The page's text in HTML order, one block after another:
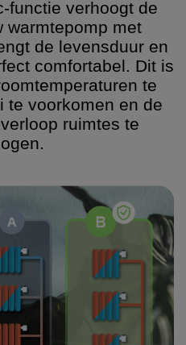
functie verhoogt de
warmtepomp met
de levensduur en
comfortabel. Dit is
te
te voorkomen en de
ruimtes te